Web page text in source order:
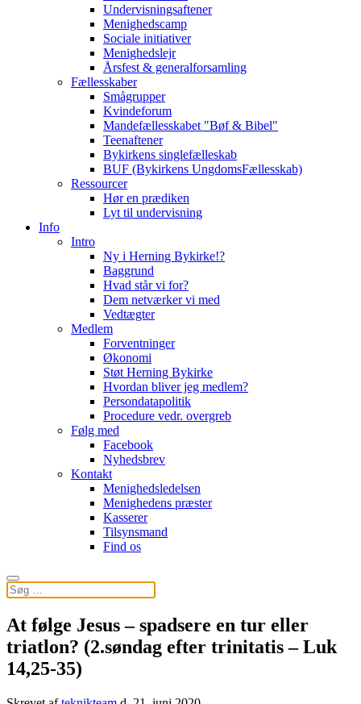
Undervisningsaftener
Menighedscamp
Sociale initiativer
Menighedslejr
Årsfest & generalforsamling
Fællesskaber
Smågrupper
Kvindeforum
Mandefællesskabet "Bøf & Bibel"
Teenaftener
Bykirkens singlefælleskab
BUF (Bykirkens UngdomsFællesskab)
Ressourcer
Hør en prædiken
Lyt til undervisning
Info
Intro
Ny i Herning Bykirke!?
Baggrund
Hvad står vi for?
Dem netværker vi med
Vedtægter
Medlem
Forventninger
Økonomi
Støt Herning Bykirke
Hvordan bliver jeg medlem?
Persondatapolitik
Procedure vedr. overgreb
Følg med
Facebook
Nyhedsbrev
Kontakt
Menighedsledelsen
Menighedens præster
Kasserer
Tilsynsmand
Find os
At følge Jesus – spadsere en tur eller
triatlon? (2.søndag efter trinitatis – Luk
14,25-35)